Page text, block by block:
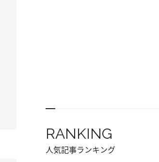
RANKING
人気記事ランキング